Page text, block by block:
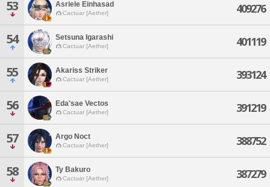
53 Asriele Einhasad
Cactuar [Aether] 409276
54 Setsuna Igarashi
Cactuar [Aether] 401119
55 Akariss Striker
Cactuar [Aether] 393124
56 Eda'sae Vectos
Cactuar [Aether] 391219
57 Argo Noct
Cactuar [Aether] 388752
58 Ty Bakuro
Cactuar [Aether] 387279